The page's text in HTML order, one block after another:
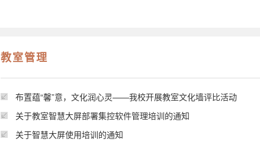
教室管理
布置蕴“馨”意，文化润心灵——我校开展教室文化墙评比活动
关于教室智慧大屏部署集控软件管理培训的通知
关于智慧大屏使用培训的通知